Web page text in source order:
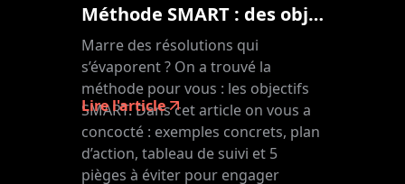
Méthode SMART : des objectifs qui tiennent la route (et dans la durée)
Marre des résolutions qui
s’évaporent ? On a trouvé la
méthode pour vous : les objectifs
SMART. Dans cet article on vous a
concocté : exemples concrets, plan
d’action, tableau de suivi et 5
pièges à éviter pour engager
Lire l'article